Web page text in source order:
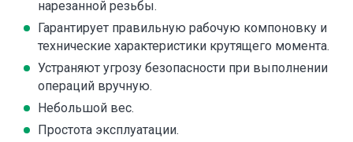
нарезанной резьбы.
Гарантирует правильную рабочую компоновку и
технические характеристики крутящего момента.
Устраняют угрозу безопасности при выполнении
операций вручную.
Небольшой вес.
Простота эксплуатации.